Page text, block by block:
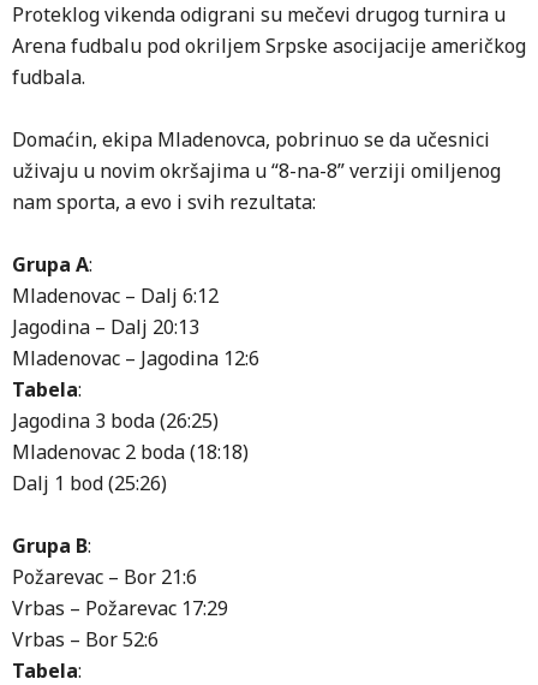
Proteklog vikenda odigrani su mečevi drugog turnira u
Arena fudbalu pod okriljem Srpske asocijacije američkog
fudbala.
Domaćin, ekipa Mladenovca, pobrinuo se da učesnici
uživaju u novim okršajima u “8-na-8” verziji omiljenog
nam sporta, a evo i svih rezultata:
Grupa A:
Mladenovac – Dalj 6:12
Jagodina – Dalj 20:13
Mladenovac – Jagodina 12:6
Tabela:
Jagodina 3 boda (26:25)
Mladenovac 2 boda (18:18)
Dalj 1 bod (25:26)
Grupa B:
Požarevac – Bor 21:6
Vrbas – Požarevac 17:29
Vrbas – Bor 52:6
Tabela: